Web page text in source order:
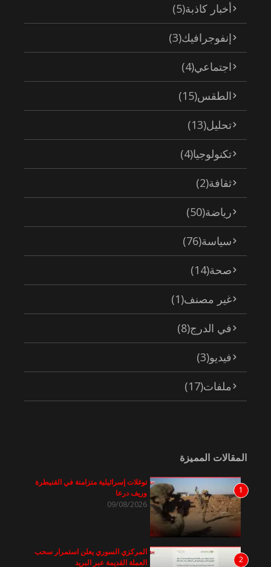
أخبار كاذبة(5)
إنفوجرافيك(3)
اجتماعي(4)
الطقس(15)
تحليل(13)
تكنولوجيا(4)
ثقافة(2)
رياضة(50)
سياسة(76)
صحة(14)
غير مصنف(1)
في الدرج(8)
فيديو(3)
ملفات(17)
المقالات المميزة
1
توغلات إسرائيلية متزامنة في القنيطرة
وريف درعا
09/08/2026
2
المركزي السوري يعلن استمرار سحب
العملة القديمة عبر البريد